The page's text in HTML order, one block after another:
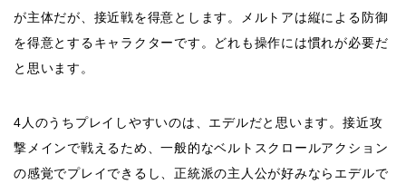
が主体だが、接近戦を得意とします。メルトアは縦による防御
を得意とするキャラクターです。どれも操作には慣れが必要だ
と思います。
4人のうちプレイしやすいのは、エデルだと思います。接近攻
撃メインで戦えるため、一般的なベルトスクロールアクション
の感覚でプレイできるし、正統派の主人公が好みならエデルで